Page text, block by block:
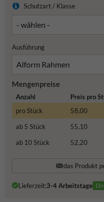
Schutzart / Klasse
Ausführung
Mengenpreise
Anzahl Preis pro
pro Stück
58,00
ab 5 Stück
55,10
ab 10 Stück
52,20
das Produkt
Lieferzeit:3-4 Arbeitstage